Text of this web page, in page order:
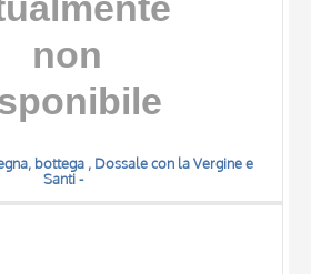
bottega , Dossale con la Vergine e
Santi -